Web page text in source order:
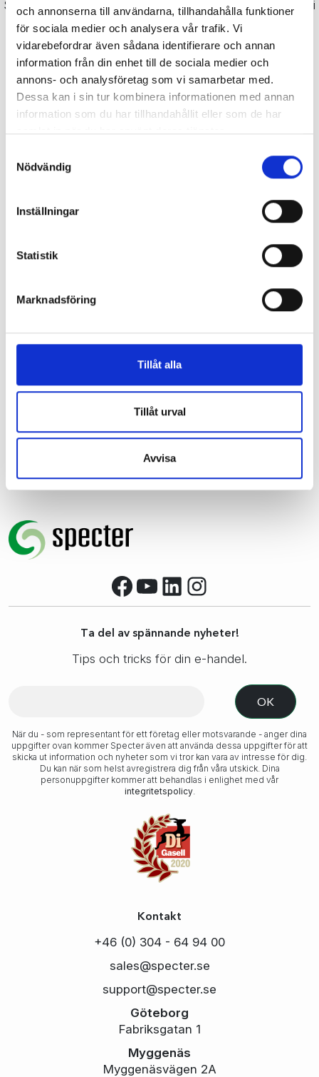
och annonserna till användarna, tillhandahålla funktioner
för sociala medier och analysera vår trafik. Vi
vidarebefordrar även sådana identifierare och annan
information från din enhet till de sociala medier och
annons- och analysföretag som vi samarbetar med.
Dessa kan i sin tur kombinera informationen med annan
information som du har tillhandahållit eller som de har
samlat in när du har använt deras tjänster.
Nödvändig
Inställningar
Statistik
Marknadsföring
Tillåt alla
Tillåt urval
Avvisa
Självklart kan du också ringa direkt på 0304-649400
. Vi
ser fram emot din kontakt.
Facebook
YouTube
LinkedIn
Instagram
Ta del av spännande nyheter!
Tips och tricks för din e-handel.
När du - som representant för ett företag eller motsvarande - anger dina
uppgifter ovan kommer Specter även att använda dessa uppgifter för att
skicka ut information och nyheter som vi tror kan vara av intresse för dig.
Du kan när som helst avregistrera dig från våra utskick. Dina
personuppgifter kommer att behandlas i enlighet med vår
integritetspolicy.
Kontakt
+46 (0) 304 - 64 94 00
sales@specter.se
support@specter.se
Göteborg
Fabriksgatan 1
Myggenäs
Myggenäsvägen 2A